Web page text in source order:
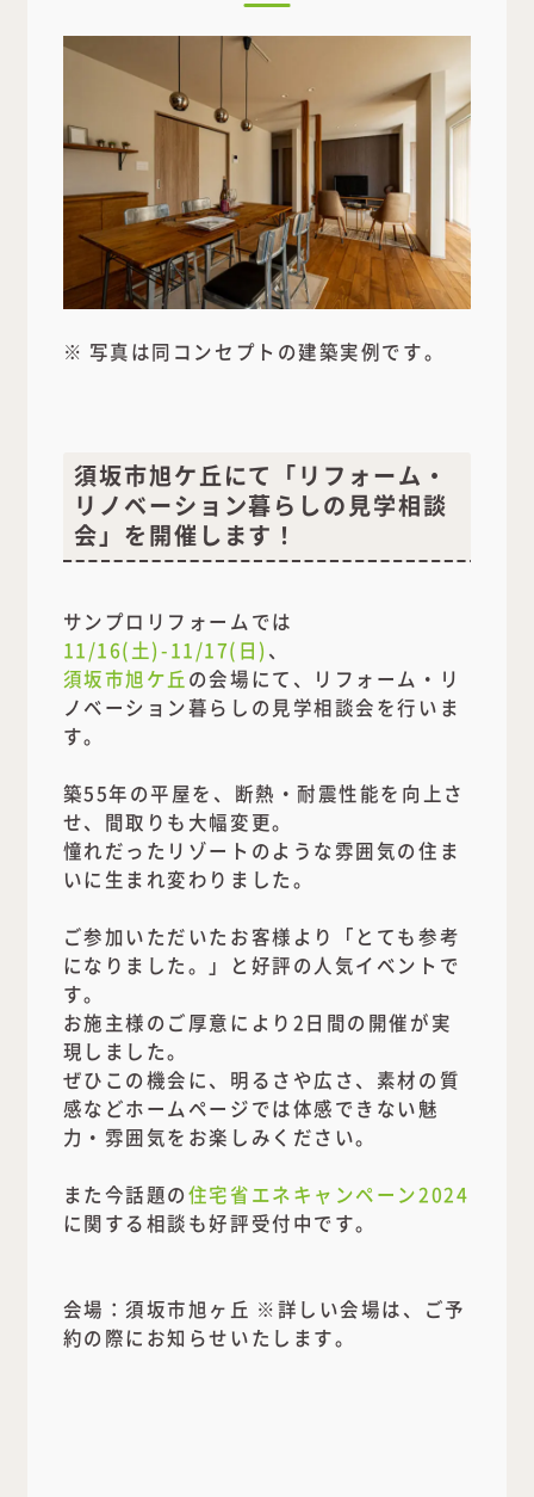
※ 写真は同コンセプトの建築実例です。
須坂市旭ケ丘にて「リフォーム・
リノベーション暮らしの見学相談
会」を開催します！
サンプロリフォームでは
11/16(土)-11/17(日)、
須坂市旭ケ丘 の会場にて、リフォーム・リ
ノベーション暮らしの見学相談会を行いま
す。
築55年の平屋を、断熱・耐震性能を向上さ
せ、間取りも大幅変更。
憧れだったリゾートのような雰囲気の住ま
いに生まれ変わりました。
ご参加いただいたお客様より「とても参考
になりました。」と好評の人気イベントで
す。
お施主様のご厚意により2日間の開催が実
現しました。
ぜひこの機会に、明るさや広さ、素材の質
感などホームページでは体感できない魅
力・雰囲気をお楽しみください。
また今話題の住宅省エネキャンペーン2024
に関する相談も好評受付中です。
会場：須坂市旭ヶ丘 ※詳しい会場は、ご予
約の際にお知らせいたします。